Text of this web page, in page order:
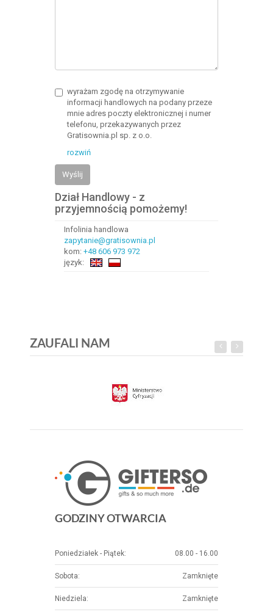
wyrażam zgodę na otrzymywanie
informacji handlowych na podany przeze
mnie adres poczty elektronicznej i numer
telefonu, przekazywanych przez
Gratisownia.pl sp. z o.o.
rozwiń
Wyślij
Dział Handlowy - z
przyjemnością pomożemy!
Infolinia handlowa
zapytanie@gratisownia.pl
kom: +48 606 973 972
język:
ZAUFALI NAM
GODZINY OTWARCIA
Poniedziałek - Piątek: 08.00 - 16.00
Sobota: Zamknięte
Niedziela: Zamknięte